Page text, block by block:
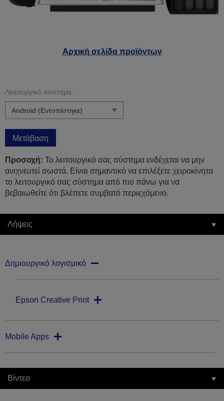
Αρχική σελίδα προϊόντων
Λειτουργικό σύστημα:
Μετάβαση
Προσοχή: Το λειτουργικό σας σύστημα ενδέχεται να μην
ανιχνευτεί σωστά. Είναι σημαντικό να επιλέξετε χειροκίνητα
το λειτουργικό σας σύστημα από πιο πάνω για να
βεβαιωθείτε ότι βλέπετε συμβατό περιεχόμενο.
Λήψεις
Δημιουργικό λογισμικό
Epson Creative Print
Mobile Apps
Βίντεο